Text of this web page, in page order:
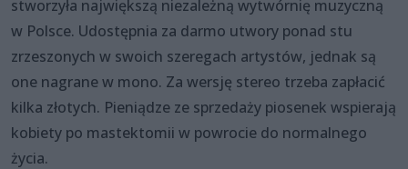
stworzyła największą niezależną wytwórnię muzyczną
w Polsce. Udostępnia za darmo utwory ponad stu
zrzeszonych w swoich szeregach artystów, jednak są
one nagrane w mono. Za wersję stereo trzeba zapłacić
kilka złotych. Pieniądze ze sprzedaży piosenek wspierają
kobiety po mastektomii w powrocie do normalnego
życia.